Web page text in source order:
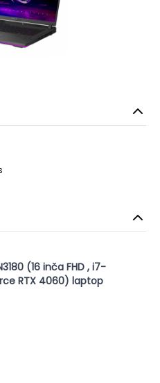
(16 inča FHD , i7-
RTX 4060) laptop